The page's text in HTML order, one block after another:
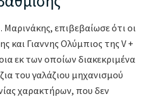
Μαρινάκης, επιβεβαίωσε ότι οι
και Γιαννης Ολύμπιος της V +
εκ των οποίων διακεκριμένα
του γαλάζιου μηχανισμού
χαρακτήρων, που δεν